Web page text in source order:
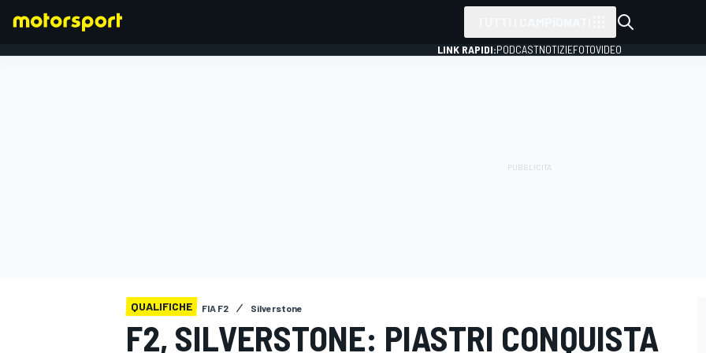
LINK RAPIDI:PODCASTNOTIZIEFOTOVIDEO
QUALIFICHE FIA F2 Silverstone
F2, SILVERSTONE: PIASTRI CONQUISTA